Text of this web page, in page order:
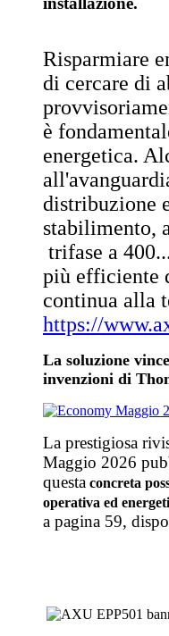
Risparmiare
di cercare di
è
energetica.
distribuzione
stabilimento,
trifase a
più efficiente
continua alla
https://
La soluzione
invenzioni di
La prestigiosa
Maggio 2026
questa concreta
operativa ed
a pagina 59,